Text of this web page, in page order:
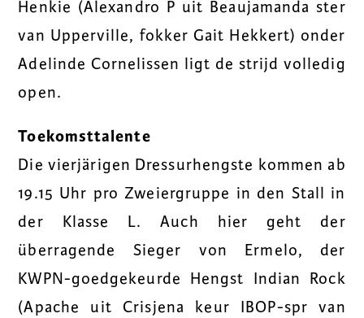
Henkie (Alexandro P uit Beaujamanda ster
van Upperville, fokker Gait Hekkert) onder
Adelinde Cornelissen ligt de strijd volledig
open.
Toekomsttalente
Die vierjärigen Dressurhengste kommen ab
19.15 Uhr pro Zweiergruppe in den Stall in
der Klasse L. Auch hier geht der
überragende Sieger von Ermelo, der
KWPN-goedgekeurde Hengst Indian Rock
(Apache uit Crisjena keur IBOP-spr van